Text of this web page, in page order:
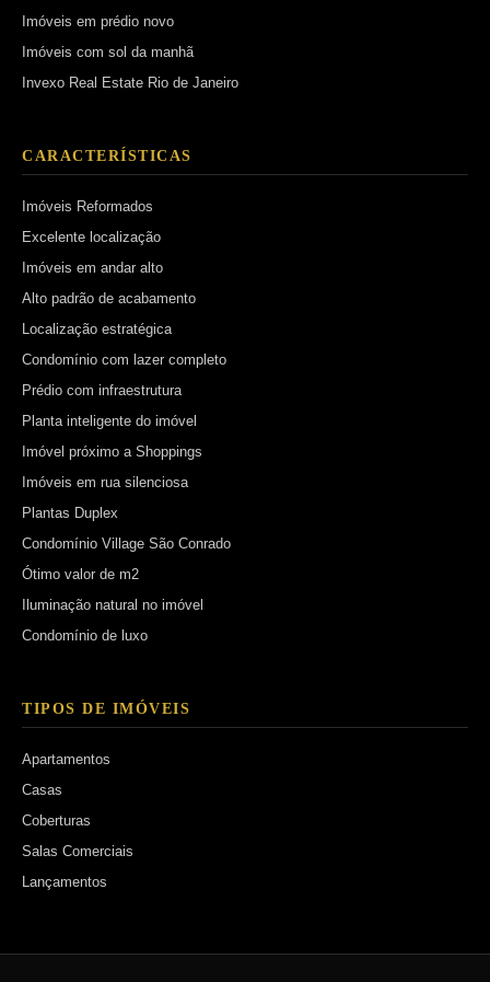
Imóveis em prédio novo
Imóveis com sol da manhã
Invexo Real Estate Rio de Janeiro
CARACTERÍSTICAS
Imóveis Reformados
Excelente localização
Imóveis em andar alto
Alto padrão de acabamento
Localização estratégica
Condomínio com lazer completo
Prédio com infraestrutura
Planta inteligente do imóvel
Imóvel próximo a Shoppings
Imóveis em rua silenciosa
Plantas Duplex
Condomínio Village São Conrado
Ótimo valor de m2
Iluminação natural no imóvel
Condomínio de luxo
TIPOS DE IMÓVEIS
Apartamentos
Casas
Coberturas
Salas Comerciais
Lançamentos